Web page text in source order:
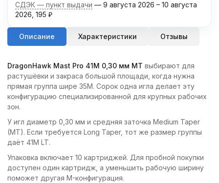
СДЭК — пункт выдачи 9 августа 2026 – 10 августа
2026 195 ₽
Описание Характеристики Отзывы
DragonHawk Mast Pro 41M 0,30 мм MT выбирают для
растушёвки и закраса большой площади, когда нужна
прямая группа шире 35M. Сорок одна игла делает эту
конфигурацию специализированной для крупных рабочих
зон.
У игл диаметр 0,30 мм и средняя заточка Medium Taper
(MT). Если требуется Long Taper, тот же размер группы
даёт 41M LT.
Упаковка включает 10 картриджей. Для пробной покупки
доступен один картридж, а уменьшить рабочую ширину
поможет другая M-конфигурация.